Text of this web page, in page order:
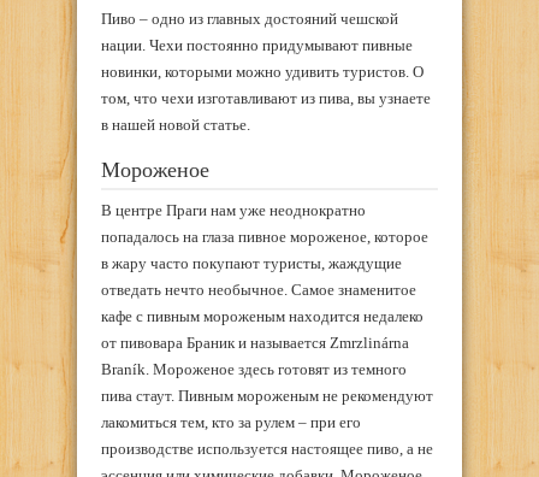
Пиво – одно из главных достояний чешской
нации. Чехи постоянно придумывают пивные
новинки, которыми можно удивить туристов. О
том, что чехи изготавливают из пива, вы узнаете
в нашей новой статье.
Мороженое
В центре Праги нам уже неоднократно
попадалось на глаза пивное мороженое, которое
в жару часто покупают туристы, жаждущие
отведать нечто необычное. Самое знаменитое
кафе с пивным мороженым находится недалеко
от пивовара Браник и называется Zmrzlinárna
Braník. Мороженое здесь готовят из темного
пива стаут. Пивным мороженым не рекомендуют
лакомиться тем, кто за рулем – при его
производстве используется настоящее пиво, а не